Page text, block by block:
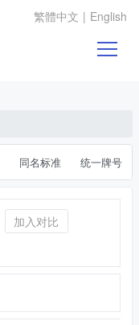
繁體中文 | English
同名标准 统一牌号
加入对比